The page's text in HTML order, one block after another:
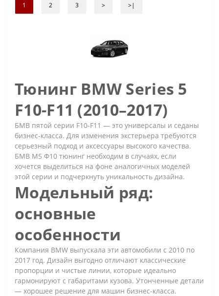
1 2 3 > >|
Тюнинг BMW Series 5
F10-F11 (2010–2017)
БМВ пятой серии F10-F11 — это универсалы и седаны
бизнес-класса. Для изменения экстерьера требуются
серьезный подход и аксессуары высокого качества.
БМВ М5 Ф10 тюнинг необходим в случаях, если
хочется выделиться на фоне аналогичных моделей
этой серии и подчеркнуть уникальность дизайна.
Модельный ряд:
основные
особенности
Компания BMW выпускала эти автомобили с 2010 по
2017 год. Дизайн выгодно отличают классические
пропорции и чистые линии, которые идеально
гармонируют с габаритами кузова. Утонченные детали
— хорошее решение для машин бизнес-класса.